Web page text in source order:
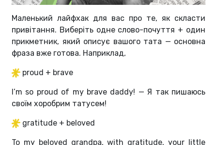
Маленький лайфхак для вас про те, як скласти
привітання. Виберіть одне слово-почуття + один
прикметник, який описує вашого тата — основна
фраза вже готова. Наприклад,
proud + brave
I’m so proud of my brave daddy! — Я так пишаюсь
своїм хоробрим татусем!
gratitude + beloved
To my beloved grandpa, with gratitude, your little